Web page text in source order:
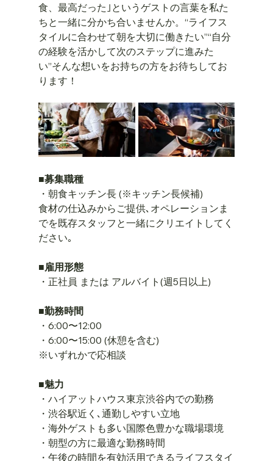
食、最高だった｣というゲストの言葉を私た
ちと一緒に分かち合いませんか。“ライフス
タイルに合わせて朝を大切に働きたい”“自分
の経験を活かして次のステップに進みた
い”そんな想いをお持ちの方をお待ちしてお
ります！
■募集職種
・朝食キッチン長 (※キッチン長候補)
食材の仕込みからご提供､オペレーションま
でを既存スタッフと一緒にクリエイトしてく
ださい｡
■雇用形態
・正社員 または アルバイト(週5日以上)
■勤務時間
・6:00〜12:00
・6:00〜15:00 (休憩を含む)
※いずれかで応相談
■魅力
・ハイアットハウス東京渋谷内での勤務
・渋谷駅近く､通勤しやすい立地
・海外ゲストも多い国際色豊かな職場環境
・朝型の方に最適な勤務時間
・午後の時間を有効活用できるライフスタイ